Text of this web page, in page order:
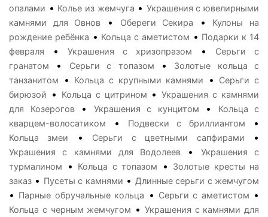
опалами • Колье из жемчуга • Украшения с ювелирными
камнями для Овнов
• Обереги Секира •
Кулоны на
рождение ребёнка • Кольца с аметистом • Подарки к 14
февраля
• Украшения с хризопразом •
Серьги с
гранатом
• Серьги с топазом •
Золотые кольца с
танзанитом
• Кольца с крупными камнями •
Серьги с
бирюзой
• Кольца с цитрином •Украшения с камнями
для Козерогов• Украшения с кунцитом •
Кольца с
кварцем-волосатиком
• Подвески с бриллиантом •
Кольца змеи • Серьги с цветными сапфирами •
Украшения с камнями для Водолеев •
Украшения с
турмалином
• Кольца с топазом •
Золотые кресты на
заказ • Пусеты с камнями • Длинные серьги с жемчугом
• Парные обручальные кольца • Серьги с аметистом •
Кольца с черным жемчугом • Украшения с камнями для